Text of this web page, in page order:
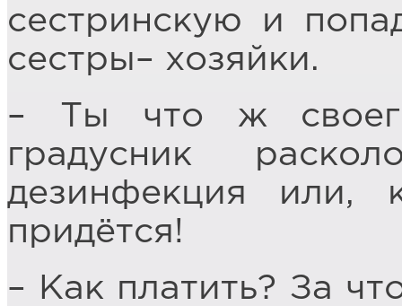
сестринскую и
сестры– хозяйки.
– Ты что ж
градусник
дезинфекция или,
придётся!
– Как платить? За